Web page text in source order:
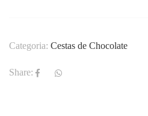
Categoria: Cestas de Chocolate
Share: